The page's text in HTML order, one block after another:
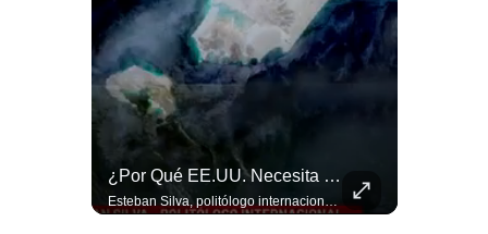
Frecuentes
¿Por Qué EE.UU. Necesita Desesperadamente Al Golfo? | Gestión Mundo